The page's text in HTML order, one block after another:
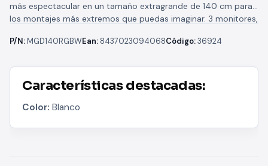
más espectacular en un tamaño extragrande de 140 cm para
los montajes más extremos que puedas imaginar. 3 monitores,
P/N:MGD140RGBWEan: 8437023094068Código:36924
Características destacadas:
Color: Blanco